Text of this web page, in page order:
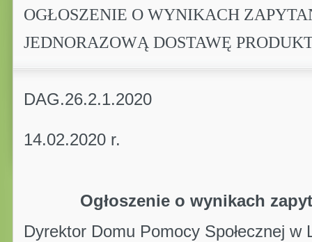
OGŁOSZENIE O WYNIKACH
JEDNORAZOWĄ DOSTAWĘ
DAG.26.2.1.2020
14.02.2020 r.
Ogłoszenie o wynikach
Dyrektor Domu Pomocy Społecznej w